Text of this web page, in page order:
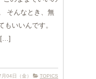
そんなとき、無
もいいんです。
[…]
04日（金） TOPICS